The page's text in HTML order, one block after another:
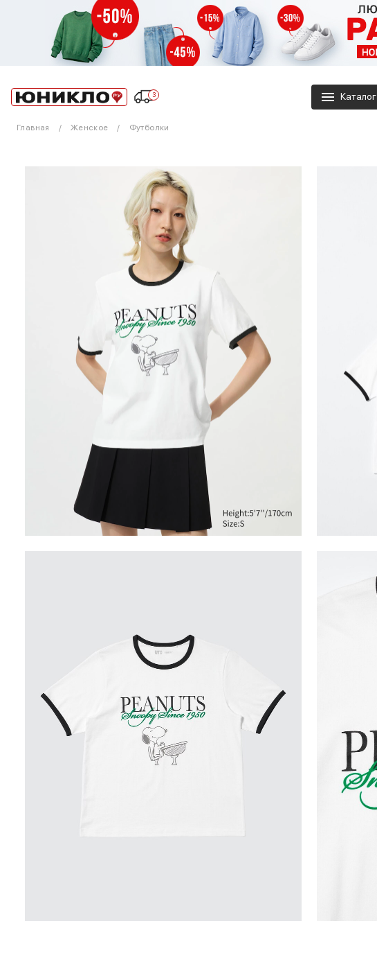
3 Каталог
Главная Женское Футболки